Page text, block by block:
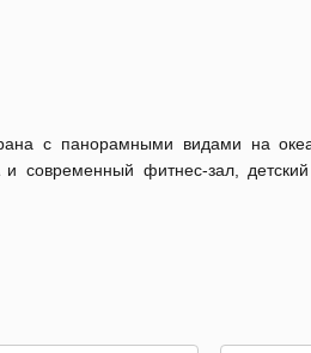
с панорамными видами на
современный фитнес-зал,